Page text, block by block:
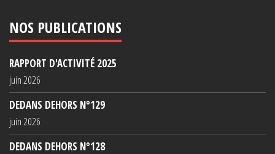
NOS PUBLICATIONS
RAPPORT D'ACTIVITÉ 2025
juin 2026
DEDANS DEHORS N°129
juin 2026
DEDANS DEHORS N°128